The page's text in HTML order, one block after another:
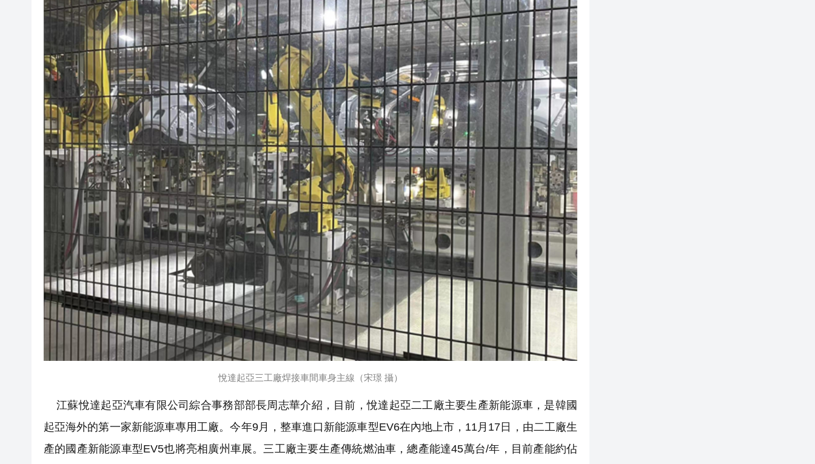
悅達起亞三工廠焊接車間車身主線（宋璟 攝）
江蘇悅達起亞汽車有限公司綜合事務部部長周志華介紹，目前，悅達起亞二工廠主要生產新能源車，是韓國
起亞海外的第一家新能源車專用工廠。今年9月，整車進口新能源車型EV6在內地上市，11月17日，由二工廠生
產的國產新能源車型EV5也將亮相廣州車展。三工廠主要生產傳統燃油車，總產能達45萬台/年，目前產能約佔